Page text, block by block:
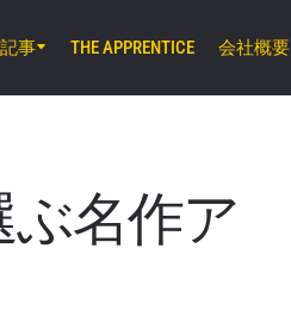
8月8日（土）8時30分 UTC
記事 THE APPRENTICE 会社概要
名作ア